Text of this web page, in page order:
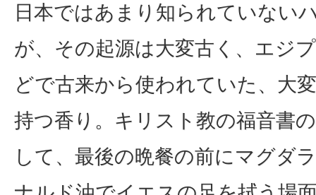
日本ではあまり知られていない
が、その起源は大変古く、エジ
どで古来から使われていた、大
持つ香り。キリスト教の福音書
して、最後の晩餐の前にマグダ